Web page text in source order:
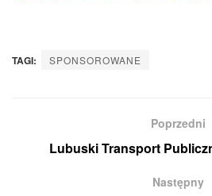
TAGI: SPONSOROWANE
Poprzedni
Lubuski Transport
Następny